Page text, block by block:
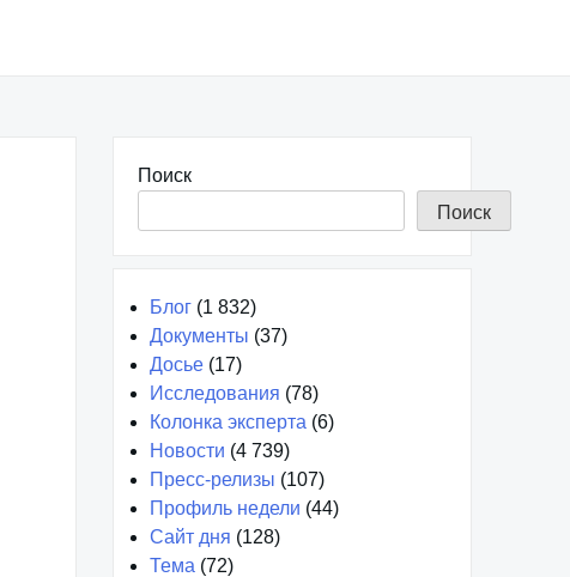
Поиск
Поиск
Блог (1 832)
Документы (37)
Досье (17)
Исследования (78)
Колонка эксперта (6)
Новости (4 739)
Пресс-релизы (107)
Профиль недели (44)
Сайт дня (128)
Тема (72)